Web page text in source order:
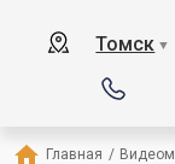
Томск ▼
Главная /